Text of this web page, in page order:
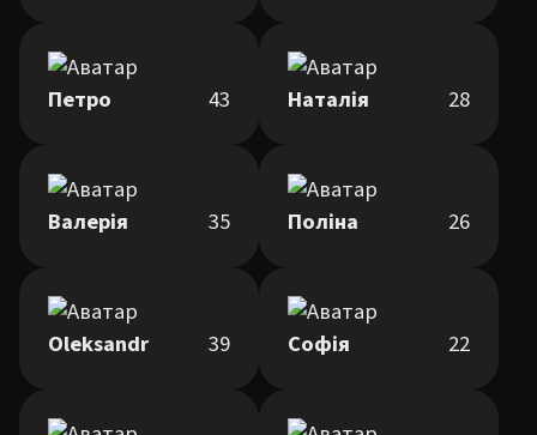
Петро 43 Наталія 28
Валерія 35 Поліна 26
Oleksandr 39 Софія 22